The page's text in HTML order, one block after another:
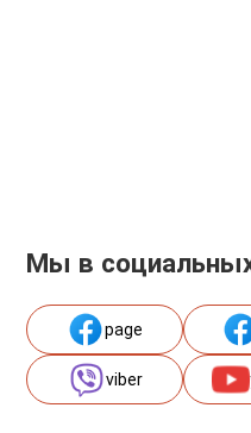
Мы в
page
viber